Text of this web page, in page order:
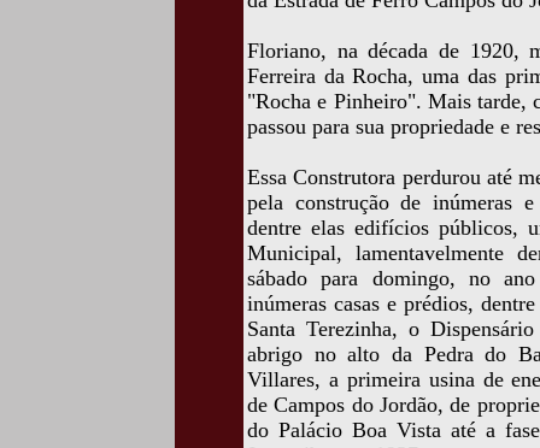
Floriano, na década de 1920,
Ferreira da Rocha, uma das
"Rocha e Pinheiro". Mais tarde,
passou para sua propriedade e
Essa Construtora perdurou até
pela construção de inúmeras
dentre elas edifícios públicos,
Municipal, lamentavelmente
sábado para domingo, no
inúmeras casas e prédios,
Santa Terezinha, o
abrigo no alto da Pedra do
Villares, a primeira usina de
de Campos do Jordão, de
do Palácio Boa Vista até a